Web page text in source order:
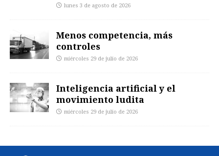
lunes 3 de agosto de 2026
Menos competencia, más
controles
miércoles 29 de julio de 2026
Inteligencia artificial y el
movimiento ludita
miércoles 29 de julio de 2026